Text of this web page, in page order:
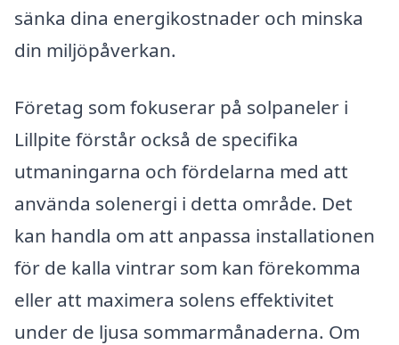
sänka dina energikostnader och minska
din miljöpåverkan.
Företag som fokuserar på solpaneler i
Lillpite förstår också de specifika
utmaningarna och fördelarna med att
använda solenergi i detta område. Det
kan handla om att anpassa installationen
för de kalla vintrar som kan förekomma
eller att maximera solens effektivitet
under de ljusa sommarmånaderna. Om